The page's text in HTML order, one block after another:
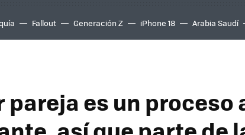
Fallout Generación Z iPhone 18 Arabia Saudí
pareja es un proceso